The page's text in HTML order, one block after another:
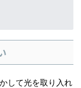
して光を取り入れ